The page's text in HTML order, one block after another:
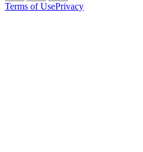
Terms of UsePrivacy